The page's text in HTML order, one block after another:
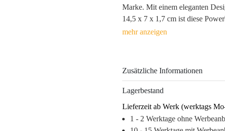
Marke. Mit einem eleganten
14,5 x 7 x 1,7 cm ist diese
auch ein stilvolles Accessoire,
Strategisch platzieren Sie Ihr
Gedächtnis Ihrer Kunden. Die
geliefert, dabei unterstreicht der
Effekt Ihre Markenbotschaft.
Zusätzliche Informationen
Lagerbestand
Lieferzeit ab Werk (werktags
1 - 2 Werktage ohne